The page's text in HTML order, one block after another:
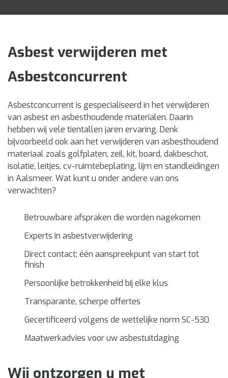
Asbest verwijderen met
Asbestconcurrent
Asbestconcurrent is gespecialiseerd in het verwijderen
van asbest en asbesthoudende materialen. Daarin
hebben wij vele tientallen jaren ervaring. Denk
bijvoorbeeld ook aan het verwijderen van asbesthoudend
materiaal zoals golfplaten, zeil, kit, board, dakbeschot,
isolatie, leitjes, cv-ruimtebeplating, lijm en standleidingen
in Aalsmeer. Wat kunt u onder andere van ons
verwachten?
Betrouwbare afspraken die worden nagekomen
Experts in asbestverwijdering
Direct contact; één aanspreekpunt van start tot
finish
Persoonlijke betrokkenheid bij elke klus
Transparante, scherpe offertes
Gecertificeerd volgens de wettelijke norm SC-530
Maatwerkadvies voor uw asbestuitdaging
Wij ontzorgen u met